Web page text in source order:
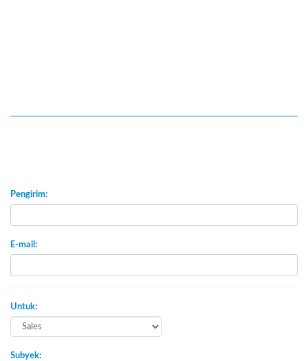
Pengirim:
E-mail:
Untuk:
Subyek: